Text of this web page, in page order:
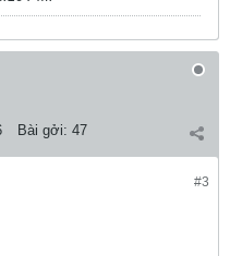
Bài gởi: 47
#3